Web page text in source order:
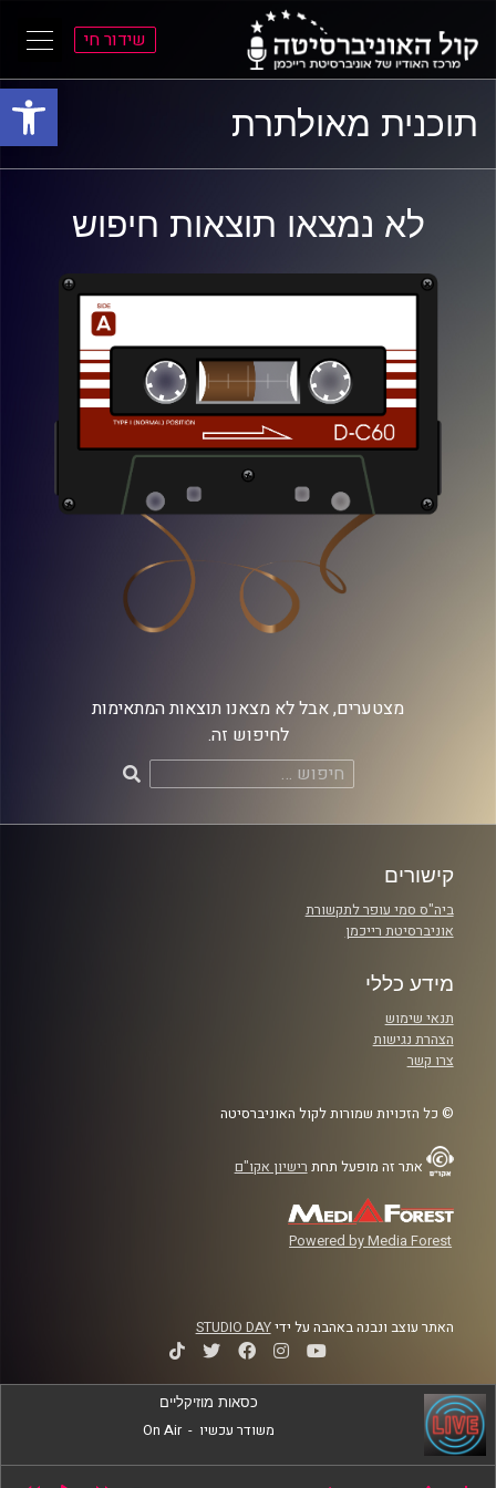
פתח
התפריט
הראשי
התוכן
הראשי
שידור חי
תוכנית מאולתרת
לא נמצאו תוצאות חיפוש
מצטערים, אבל לא מצאנו תוצאות המתאימות
לחיפוש זה.
חיפוש:
קישורים
ביה"ס סמי עופר לתקשורת
אוניברסיטת רייכמן
מידע כללי
תנאי שימוש
הצהרת נגישות
צרו קשר
© כל הזכויות שמורות לקול האוניברסיטה
אתר זה מופעל תחת רישיון אקו"ם
Powered by Media Forest
האתר עוצב ונבנה באהבה על ידיSTUDIO DAY
כסאות מוזיקליים
משודר עכשיו -
On Air